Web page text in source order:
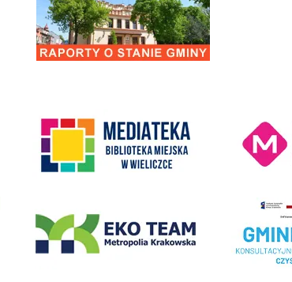
Remont drogi gminnej 560861K ul. Juliusza
Realizacja